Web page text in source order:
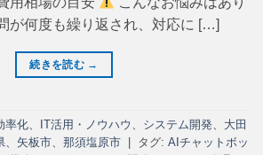
が何度も繰り返され、対応に […]
続きを読む →
率化、 IT活用・ノウハウ 、 システム開発、 大田
、 矢板市、 那須塩原市 タグ: AIチャットボッ